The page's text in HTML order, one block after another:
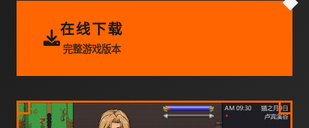
在线下载
完整游戏版本